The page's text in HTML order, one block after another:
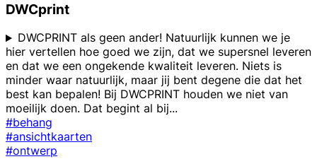
DWCprint
DWCPRINT als geen ander! Natuurlijk kunnen we je
hier vertellen hoe goed we zijn, dat we supersnel leveren
en dat we een ongekende kwaliteit leveren. Niets is
minder waar natuurlijk, maar jij bent degene die dat het
best kan bepalen! Bij DWCPRINT houden we niet van
moeilijk doen. Dat begint al bij...
#behang
#ansichtkaarten
#ontwerp